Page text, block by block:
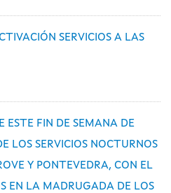
SERVICIOS A LAS
ESTE FIN DE SEMANA DE
LOS SERVICIOS NOCTURNOS
Y PONTEVEDRA, CON EL
EN LA MADRUGADA DE LOS